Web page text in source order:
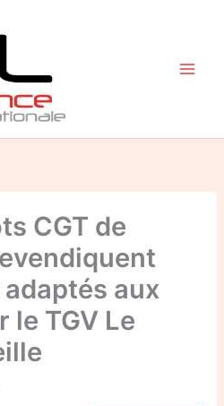
CGT de
aux
le TGV Le